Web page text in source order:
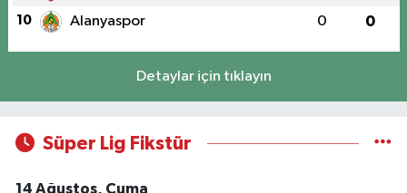
10 Alanyaspor 0 0
Detaylar için tıklayın
Süper Lig Fikstür
14 Ağustos, Cuma